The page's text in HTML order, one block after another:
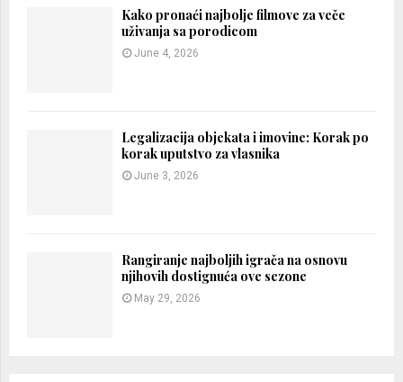
Kako pronaći najbolje filmove za veče
uživanja sa porodicom
June 4, 2026
Legalizacija objekata i imovine: Korak po
korak uputstvo za vlasnika
June 3, 2026
Rangiranje najboljih igrača na osnovu
njihovih dostignuća ove sezone
May 29, 2026